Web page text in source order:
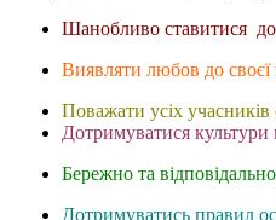
Шанобливо ставитися до
Виявляти любов до своєї
Поважати усіх учасників
Дотримуватися культури
Бережно та
Дотримуватись правил